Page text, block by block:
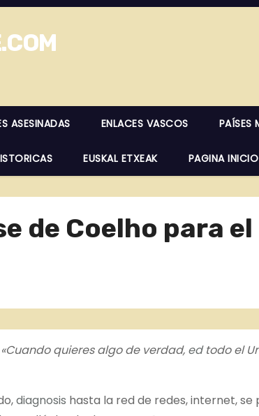
ASESINADAS ENLACES VASCOS PAÍSES
EUSKAL ETXEAK PAGINA INICIO
de Coelho para el
«Cuando quieres algo de verdad, edtodo el
diagnosis hasta la red de redes, internet,